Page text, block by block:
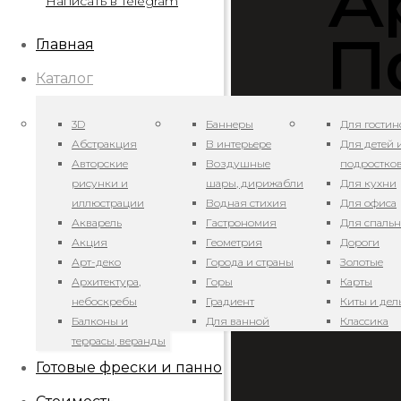
Главная
Каталог
3D
Абстракция
Авторские
рисунки и
иллюстрации
Акварель
Акция
Арт-деко
Архитектура,
небоскребы
Балконы и
террасы, веранды
Баннеры
В интерьере
Воздушные
шары, дирижабли
Водная стихия
Гастрономия
Геометрия
Города и страны
Горы
Градиент
Для ванной
Для
Для детей
подростков
Для кухни
Для офиса
Для
Дороги
Золотые
Карты
Киты и
Классика
Готовые фрески и панно
Цвет на